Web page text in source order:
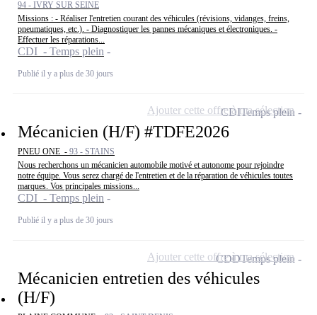
94 - IVRY SUR SEINE
Missions : - Réaliser l'entretien courant des véhicules (révisions, vidanges, freins,
pneumatiques, etc.). - Diagnostiquer les pannes mécaniques et électroniques. -
Effectuer les réparations...
CDI - Temps plein
Publié il y a plus de 30 jours
Mécanicien (H/F) #TDFE2026
PNEU ONE - 93 - STAINS
Nous recherchons un mécanicien automobile motivé et autonome pour rejoindre
notre équipe. Vous serez chargé de l'entretien et de la réparation de véhicules toutes
marques. Vos principales missions...
CDI - Temps plein
Publié il y a plus de 30 jours
CDITemps plein
Ajouter cette offre à ma sélection
Mécanicien entretien des véhicules
(H/F)
CDDTemps plein
Ajouter cette offre à ma sélection